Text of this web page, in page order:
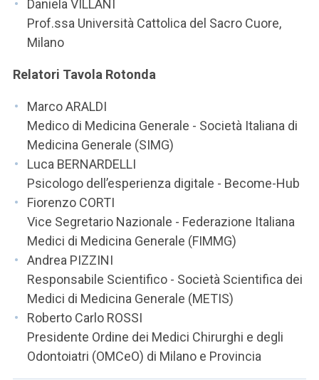
Daniela VILLANI
Prof.ssa Università Cattolica del Sacro Cuore,
Milano
Relatori Tavola Rotonda
Marco ARALDI
Medico di Medicina Generale - Società Italiana di
Medicina Generale (SIMG)
Luca BERNARDELLI
Psicologo dell’esperienza digitale - Become-Hub
Fiorenzo CORTI
Vice Segretario Nazionale - Federazione Italiana
Medici di Medicina Generale (FIMMG)
Andrea PIZZINI
Responsabile Scientifico - Società Scientifica dei
Medici di Medicina Generale (METIS)
Roberto Carlo ROSSI
Presidente Ordine dei Medici Chirurghi e degli
Odontoiatri (OMCeO) di Milano e Provincia